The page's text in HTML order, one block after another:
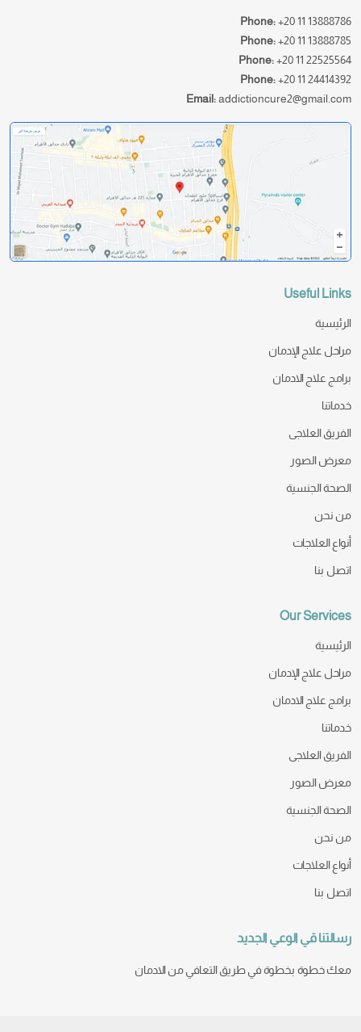
Phone:+20 11 13888786
Phone:+20 11 13888785
Phone:+20 11 22525564
Phone:+20 11 24414392
Email:addictioncure2@gmail.com
Useful Links
الرئيسية
مراحل علاج الإدمان
برامج علاج الادمان
خدماتنا
الفريق العلاجى
معرض الصور
الصحة الجنسية
من نحن
أنواع العلاجات
اتصل بنا
Our Services
الرئيسية
مراحل علاج الإدمان
برامج علاج الادمان
خدماتنا
الفريق العلاجى
معرض الصور
الصحة الجنسية
من نحن
أنواع العلاجات
اتصل بنا
رسالتنا قي الوعي الجديد
معك خطوة بخطوة في طريق التعافي من الادمان